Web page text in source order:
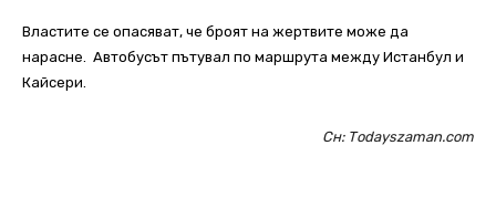
Властите се опасяват, че броят на жертвите може да
нарасне. Aвтобусът пътувал по маршрута между Истанбул и
Кайсери.
Сн: Тodayszaman.com